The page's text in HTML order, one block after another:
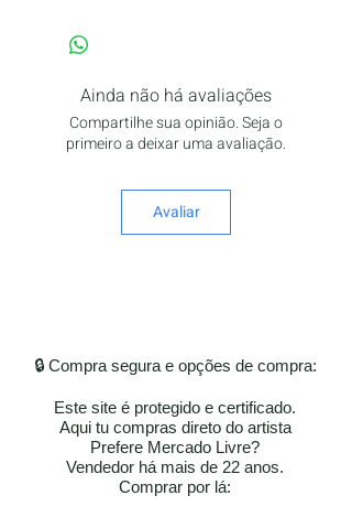
Ainda não há avaliações
Compartilhe sua opinião. Seja o
primeiro a deixar uma avaliação.
Avaliar
🔒 Compra segura e opções de compra:
Este site é protegido e certificado.
Aqui tu compras direto do artista
Prefere Mercado Livre?
Vendedor há mais de 22 anos.
​​Comprar por lá: